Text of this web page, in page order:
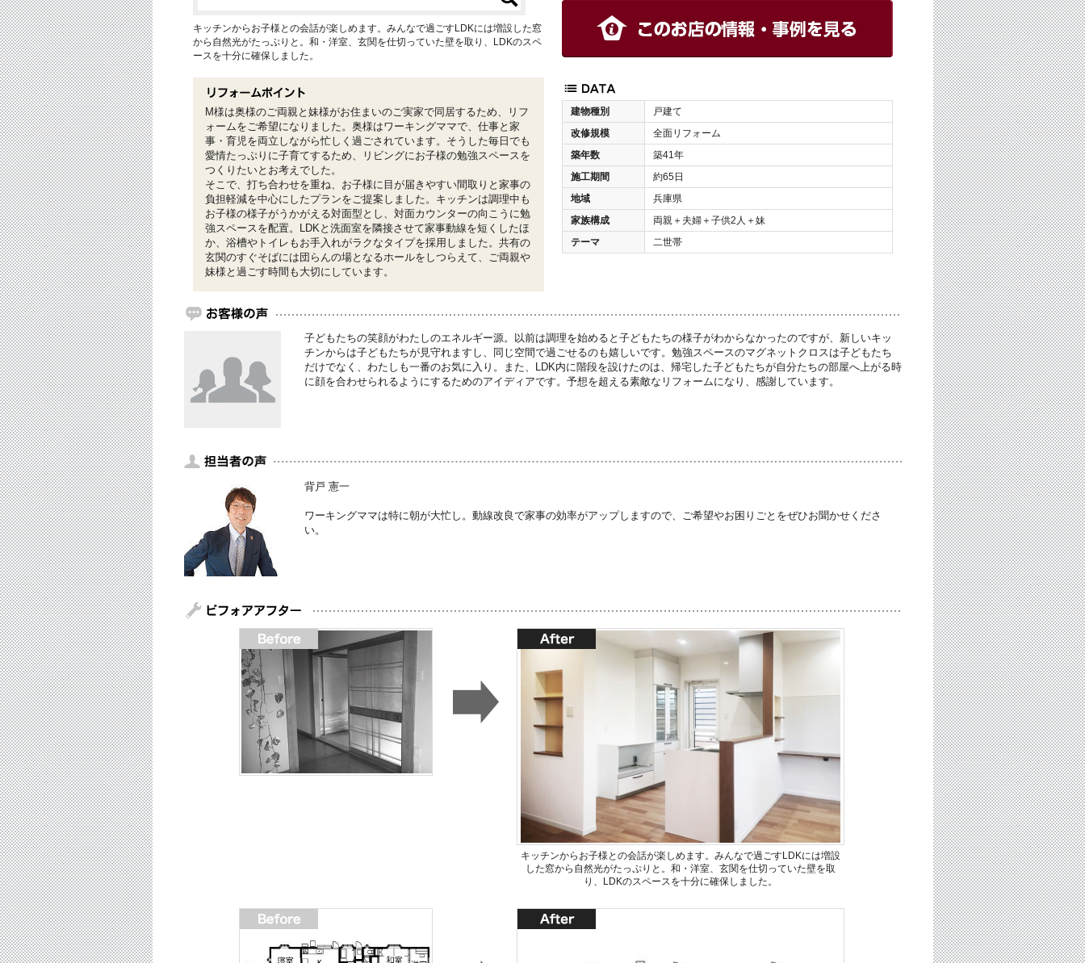
建物種別
戸建て
改修規模
全面リフォーム
築年数
築41年
施工期間
約65日
地域
兵庫県
家族構成
両親＋夫婦＋子供2人＋妹
テーマ
二世帯
キッチンからお子様との会話が楽しめます。みんなで過ごすLDKには増設した窓
から自然光がたっぷりと。和・洋室、玄関を仕切っていた壁を取り、LDKのスペ
ースを十分に確保しました。
M様は奥様のご両親と妹様がお住まいのご実家で同居するため、リフ
ォームをご希望になりました。奥様はワーキングママで、仕事と家
事・育児を両立しながら忙しく過ごされています。そうした毎日でも
愛情たっぷりに子育てするため、リビングにお子様の勉強スペースを
つくりたいとお考えでした。
そこで、打ち合わせを重ね、お子様に目が届きやすい間取りと家事の
負担軽減を中心にしたプランをご提案しました。キッチンは調理中も
お子様の様子がうかがえる対面型とし、対面カウンターの向こうに勉
強スペースを配置。LDKと洗面室を隣接させて家事動線を短くしたほ
か、浴槽やトイレもお手入れがラクなタイプを採用しました。共有の
玄関のすぐそばには団らんの場となるホールをしつらえて、ご両親や
妹様と過ごす時間も大切にしています。
子どもたちの笑顔がわたしのエネルギー源。以前は調理を始めると子どもたちの様子がわからなかったのですが、新しいキッ
チンからは子どもたちが見守れますし、同じ空間で過ごせるのも嬉しいです。勉強スペースのマグネットクロスは子どもたち
だけでなく、わたしも一番のお気に入り。また、LDK内に階段を設けたのは、帰宅した子どもたちが自分たちの部屋へ上がる時
に顔を合わせられるようにするためのアイディアです。予想を超える素敵なリフォームになり、感謝しています。
背戸 憲一
ワーキングママは特に朝が大忙し。動線改良で家事の効率がアップしますので、ご希望やお困りごとをぜひお聞かせくださ
い。
キッチンからお子様との会話が楽しめます。みんなで過ごすLDKには増設
した窓から自然光がたっぷりと。和・洋室、玄関を仕切っていた壁を取
り、LDKのスペースを十分に確保しました。